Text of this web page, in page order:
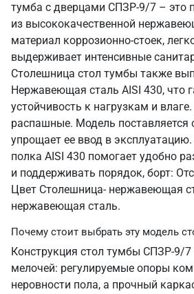
тумба с дверцами СПЗР-9/7 – это
из высококачественной
материал коррозионно-стоек,
выдерживает интенсивные
Столешница стол тумбы также
Нержавеющая сталь AISI 430, что
устойчивость к нагрузкам и
распашные. Модель поставляется
упрощает ее ввод в
полка AISI 430 помогает удобно
и поддерживать порядок, борт:
Цвет Столешница- нержавеющая
нержавеющая сталь.
Почему стоит выбрать эту модель
Конструкция стол тумбы СПЗР-9/
мелочей: регулируемые опоры
неровности пола, а прочный